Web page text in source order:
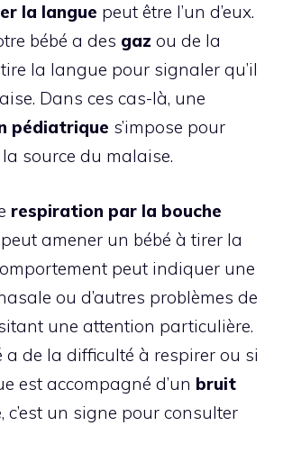
la langue peut être l’un d’eux.
bébé a des gaz ou de la
la langue pour signaler qu’il
Dans ces cas-là, une
pédiatrique s’impose pour
source du malaise.
respiration par la bouche
amener un bébé à tirer la
peut indiquer une
ou d’autres problèmes de
une attention particulière.
a de la difficulté à respirer ou si
est accompagné d’un bruit
, c’est un signe pour consulter